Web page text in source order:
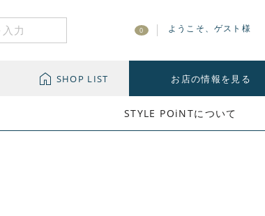
0 ようこそ、ゲスト様
SHOP LIST お店の情報を見る
STYLE POiNTについて